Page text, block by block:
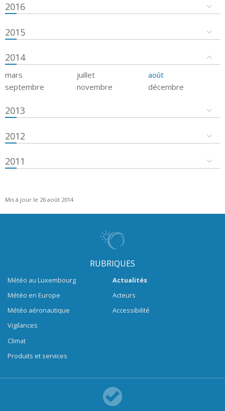
2016
2015
2014
mars juillet
août
septembre
novembre décembre
2013
2012
2011
Mis à jour le 26 août 2014
RUBRIQUES
Météo au Luxembourg
Météo en Europe
Météo aéronautique
Vigilances
Climat
Produits et services
Actualités
Acteurs
Accessibilité